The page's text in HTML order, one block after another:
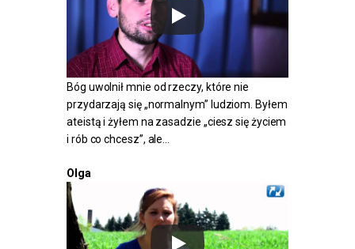
Bóg uwolnił mnie od rzeczy, które nie
przydarzają się „normalnym” ludziom. Byłem
ateistą i żyłem na zasadzie „ciesz się życiem
i rób co chcesz”, ale…
Olga